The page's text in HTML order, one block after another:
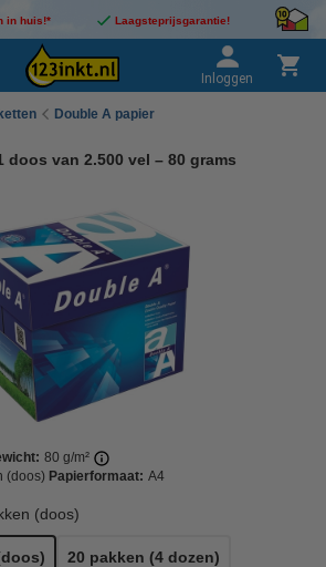
in huis!* Laagsteprijsgarantie!
Inloggen
Double A papier
doos van 2.500 vel – 80 grams
80 g/m²
(doos) Papierformaat: A4
(doos)
20 pakken (4 dozen)